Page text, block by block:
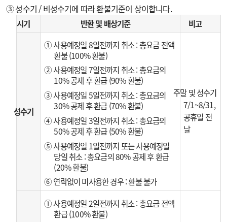
③ 성수기 / 비성수기에 따라 환불기준이 상이합니다.
시기 반환 및 배상기준 비고
성수기
① 사용예정일 8일전까지 취소 : 총요금 전액
환불 (100% 환불)
② 사용예정일 7일전까지 취소 : 총요금의
10% 공제 후 환급 (90% 환불)
③ 사용예정일 5일전까지 취소 : 총요금의
30% 공제 후 환급 (70% 환불)
④ 사용예정일 3일전까지 취소 : 총요금의
50% 공제 후 환급 (50% 환불)
⑤ 사용예정일 1일전까지 또는 사용예정일
당일 취소 : 총요금의 80% 공제 후 환급
(20% 환불)
⑥ 연락없이 미사용한 경우 : 환불 불가
주말 및 성수기
7/1~8/31,
공휴일 전
날
① 사용예정일 2일전까지 취소 : 총요금 전액
환급 (100% 환불)